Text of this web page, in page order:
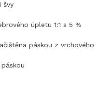
švy
úpletu 1:1 s 5 %
páskou z vrchového